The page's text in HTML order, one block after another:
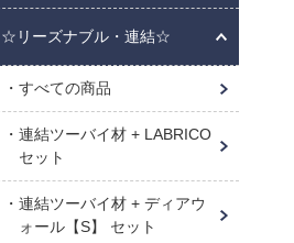
☆リーズナブル・連結☆
すべての商品
連結ツーバイ材 + LABRICO
セット
連結ツーバイ材 + ディアウ
ォール【S】 セット